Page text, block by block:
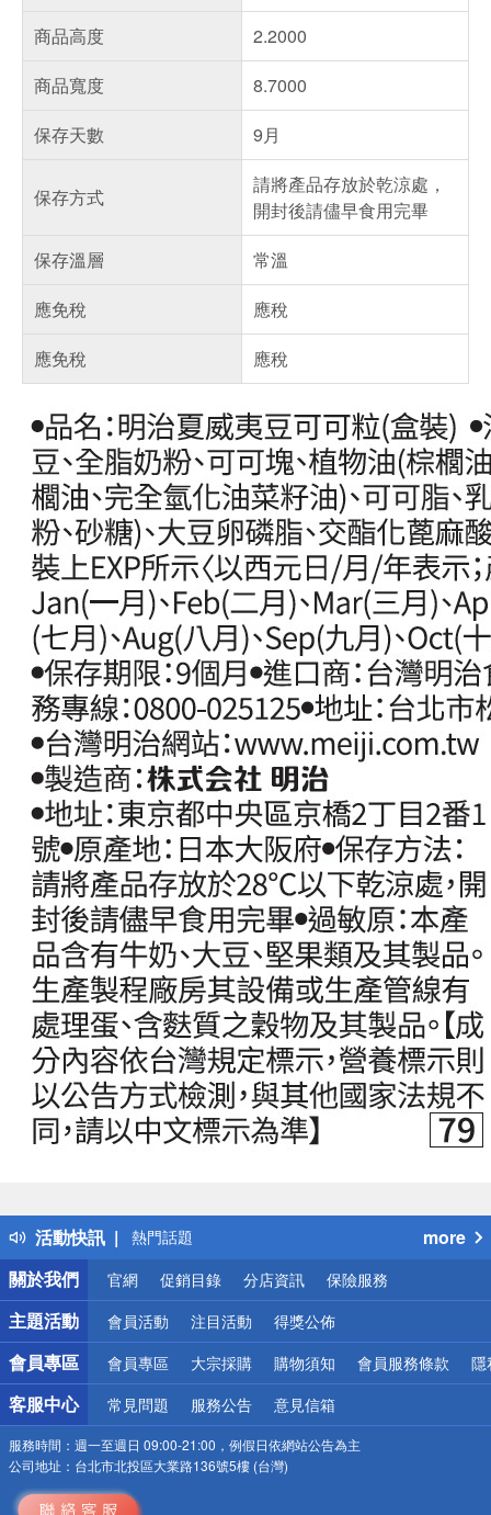
商品高度
2.2000
商品寬度
8.7000
保存天數
9月
保存方式
請將產品存放於乾涼處，
開封後請儘早食用完畢
保存溫層
常溫
應免稅
應稅
應免稅
應稅
活動快訊
得獎公告
熱門話題
銀行優惠
偏遠地區配送
詐騙網頁！請小心！
more
關於我們
官網 促銷目錄 分店資訊 保險服務
主題活動 會員活動 注目活動 得獎公佈
會員專區 會員專區 大宗採購 購物須知 會員服務條款 隱
客服中心 常見問題 服務公告 意見信箱
服務時間： 週一至週日 09:00-21:00，例假日依網站公告為主
公司地址： 台北市北投區大業路136號5樓 (台灣)